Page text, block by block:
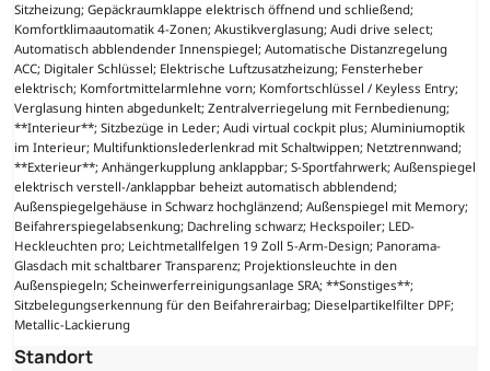
Sitzheizung; Gepäckraumklappe elektrisch öffnend und schließend;
Komfortklimaautomatik 4-Zonen; Akustikverglasung; Audi drive select;
Automatisch abblendender Innenspiegel; Automatische Distanzregelung
ACC; Digitaler Schlüssel; Elektrische Luftzusatzheizung; Fensterheber
elektrisch; Komfortmittelarmlehne vorn; Komfortschlüssel / Keyless Entry;
Verglasung hinten abgedunkelt; Zentralverriegelung mit Fernbedienung;
**Interieur**; Sitzbezüge in Leder; Audi virtual cockpit plus; Aluminiumoptik
im Interieur; Multifunktionslederlenkrad mit Schaltwippen; Netztrennwand;
**Exterieur**; Anhängerkupplung anklappbar; S-Sportfahrwerk; Außenspiegel
elektrisch verstell-/anklappbar beheizt automatisch abblendend;
Außenspiegelgehäuse in Schwarz hochglänzend; Außenspiegel mit Memory;
Beifahrerspiegelabsenkung; Dachreling schwarz; Heckspoiler; LED-
Heckleuchten pro; Leichtmetallfelgen 19 Zoll 5-Arm-Design; Panorama-
Glasdach mit schaltbarer Transparenz; Projektionsleuchte in den
Außenspiegeln; Scheinwerferreinigungsanlage SRA; **Sonstiges**;
Sitzbelegungserkennung für den Beifahrerairbag; Dieselpartikelfilter DPF;
Metallic-Lackierung
Standort